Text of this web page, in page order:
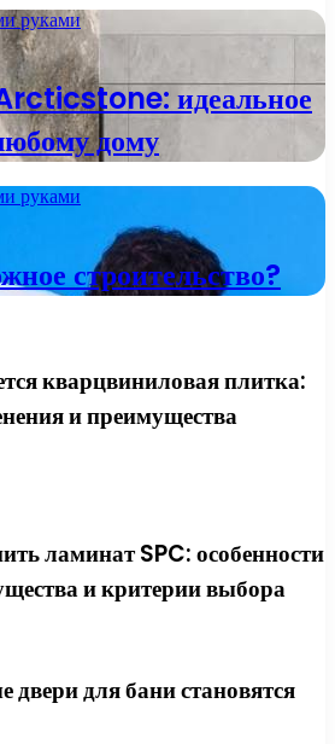
руками
идеальное
дому
руками
строительство?
кварцвиниловая плитка:
и преимущества
ламинат SPC: особенности
и критерии выбора
двери для бани становятся